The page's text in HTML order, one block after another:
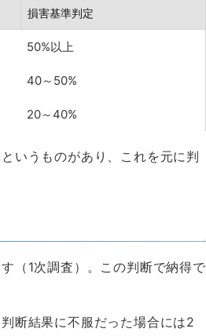
損害基準判定
50%以上
40～50%
20～40%
いうものがあり、これを元に判
（1次調査）。この判断で納得で
断結果に不服だった場合には2